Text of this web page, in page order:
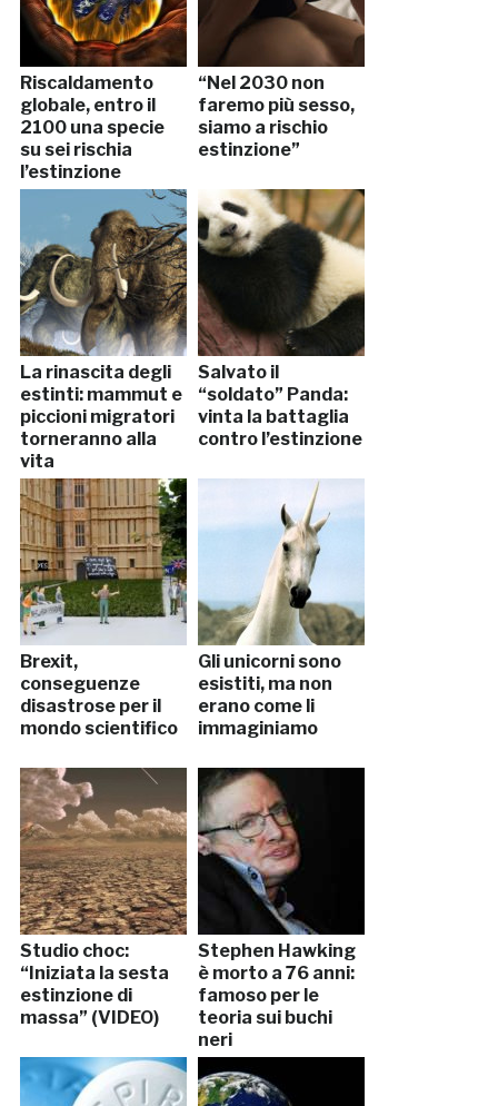
Riscaldamento
globale, entro il
2100 una specie
su sei rischia
l’estinzione
“Nel 2030 non
faremo più sesso,
siamo a rischio
estinzione”
La rinascita degli
estinti: mammut e
piccioni migratori
torneranno alla
vita
Salvato il
“soldato” Panda:
vinta la battaglia
contro l’estinzione
Brexit,
conseguenze
disastrose per il
mondo scientifico
Gli unicorni sono
esistiti, ma non
erano come li
immaginiamo
Studio choc:
“Iniziata la sesta
estinzione di
massa” (VIDEO)
Stephen Hawking
è morto a 76 anni:
famoso per le
teoria sui buchi
neri